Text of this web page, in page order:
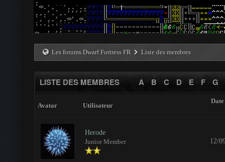
Les forums Dwarf Fortress FR Liste des membres
A B C D E F G
LISTE DES MEMBRES
Avatar Utilisateur
Herode
Junior Member
12/